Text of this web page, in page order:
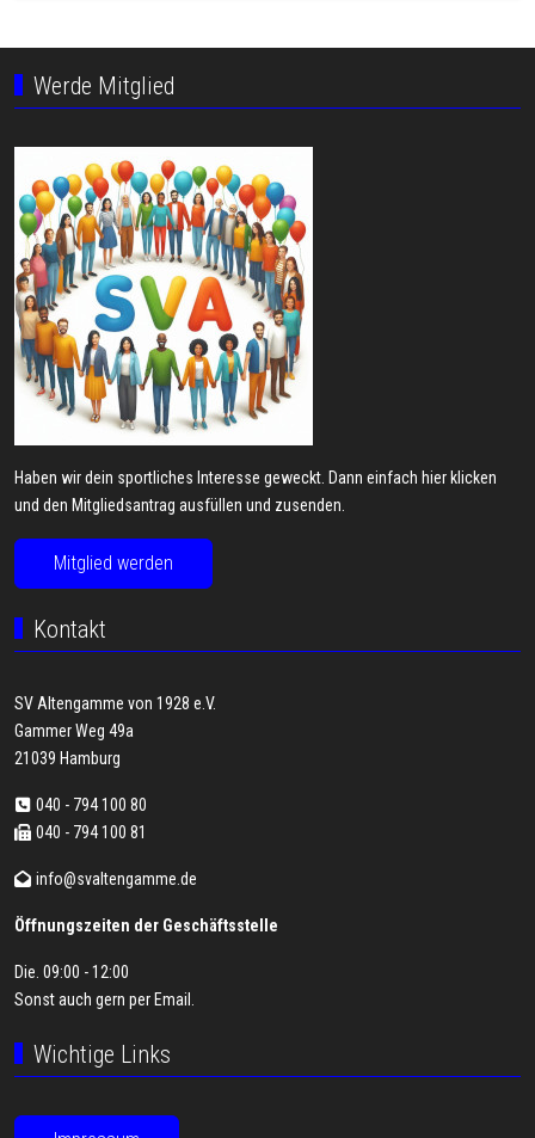
Werde Mitglied
Haben wir dein sportliches Interesse geweckt. Dann einfach hier klicken
und den Mitgliedsantrag ausfüllen und zusenden.
Mitglied werden
Kontakt
SV Altengamme von 1928 e.V.
Gammer Weg 49a
21039 Hamburg
040 - 794 100 80
040 - 794 100 81
info@svaltengamme.de
Öffnungszeiten der Geschäftsstelle
Die. 09:00 - 12:00
Sonst auch gern perEmail
Wichtige Links